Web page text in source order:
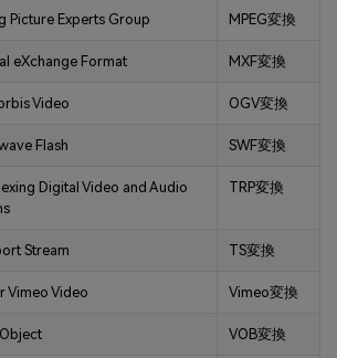
Picture Experts Group MPEG変換
eXchange Format MXF変換
Video OGV変換
Flash SWF変換
Digital Video and Audio
TRP変換
Stream TS変換
Vimeo Video Vimeo変換
VOB変換